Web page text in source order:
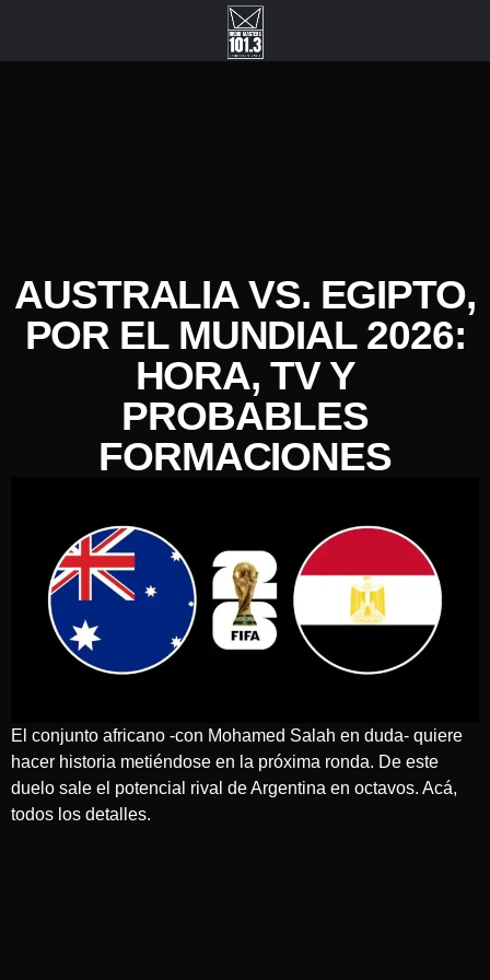
AUSTRALIA VS. EGIPTO,
POR EL MUNDIAL 2026:
HORA, TV Y
PROBABLES
FORMACIONES
El conjunto africano -con Mohamed Salah en duda- quiere
hacer historia metiéndose en la próxima ronda. De este
duelo sale el potencial rival de Argentina en octavos. Acá,
todos los detalles.